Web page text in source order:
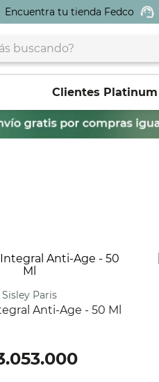
Encuentra tu tienda Fedco
Clientes Platinum
Sisley Paris
Anti-Age - 50 Ml
.053.000